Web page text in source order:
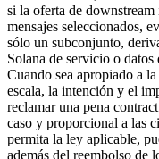
si la oferta de
mensajes seleccionados,
sólo un subconjunto,
Solana de servicio o datos
Cuando sea apropiado a
escala, la intención y el
reclamar una pena
caso y proporcional a las
permita la ley aplicable,
además del reembolso de